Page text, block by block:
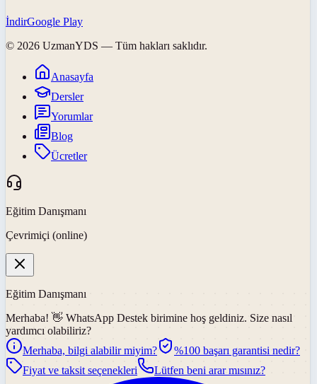
İndirGoogle Play
© 2026 UzmanYDS — Tüm hakları saklıdır.
Anasayfa
Dersler
Yorumlar
Blog
Ücretler
Eğitim Danışmanı
Çevrimiçi (online)
Eğitim Danışmanı
Merhaba! 👋 WhatsApp Destek birimine hoş geldiniz. Size nasıl
yardımcı olabiliriz?
Merhaba, bilgi alabilir miyim?
%100 başarı garantisi nedir?
Fiyat ve taksit seçenekleri
Lütfen beni arar mısınız?